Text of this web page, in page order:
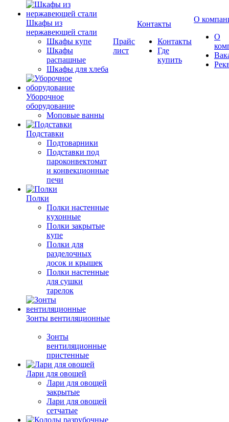
Шкафы из
нержавеющей стали
Шкафы купе
Шкафы
распашные
Шкафы для хлеба
Уборочное
оборудование
Моповые ванны
Подставки
Подтоварники
Подставки под
пароконвектомат
и конвекционные
печи
Полки
Полки настенные
кухонные
Полки закрытые
купе
Полки для
разделочных
досок и крышек
Полки настенные
для сушки
тарелок
Зонты вентиляционные
Зонты
вентиляционные
пристенные
Лари для овощей
Лари для овощей
закрытые
Лари для овощей
сетчатые
Прайс
лист
Контакты
Контакты
Где
купить
О
О